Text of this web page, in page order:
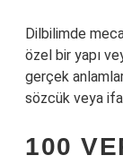
Dilbilimde
özel bir yapı
gerçek
sözcük veya
100